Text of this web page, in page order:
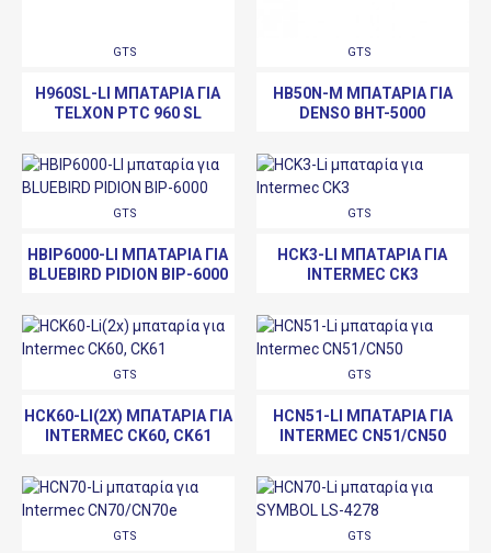
GTS
H960SL-LI ΜΠΑΤΑΡΊΑ ΓΙΑ
TELXON PTC 960 SL
GTS
HB50N-M ΜΠΑΤΑΡΊΑ ΓΙΑ
DENSO BHT-5000
GTS
HBIP6000-LI ΜΠΑΤΑΡΊΑ ΓΙΑ
BLUEBIRD PIDION BIP-6000
GTS
HCK3-LI ΜΠΑΤΑΡΊΑ ΓΙΑ
INTERMEC CK3
GTS
HCK60-LI(2X) ΜΠΑΤΑΡΊΑ ΓΙΑ
INTERMEC CK60, CK61
GTS
HCN51-LI ΜΠΑΤΑΡΊΑ ΓΙΑ
INTERMEC CN51/CN50
GTS GTS